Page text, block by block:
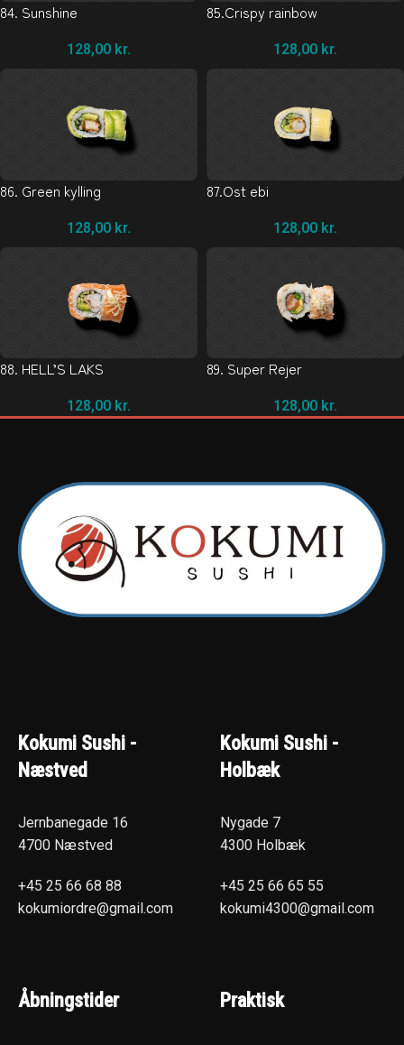
84. Sunshine
128,00 kr.
85.Crispy rainbow
128,00 kr.
86. Green kylling
128,00 kr.
87.Ost ebi
128,00 kr.
88. HELL’S LAKS
128,00 kr.
89. Super Rejer
128,00 kr.
Kokumi Sushi -
Næstved
Jernbanegade 16
4700 Næstved
+45 25 66 68 88
kokumiordre@gmail.com
Kokumi Sushi -
Holbæk
Nygade 7
4300 Holbæk
+45 25 66 65 55
kokumi4300@gmail.com
Åbningstider Praktisk